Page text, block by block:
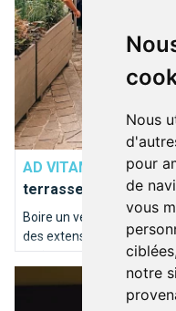
Nous
pour
de
vous
notre
AD VITAM AETERNAM
terrasses à Bruxelles!
Boire un verre, manger un
des extensions de
mais pas d'inquiétude :
Une partie de bowling ?